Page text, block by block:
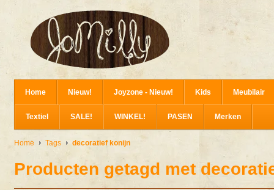
Home Nieuw! Joyzone - Nieuw! Kids Meubilair
Textiel SALE! WINKEL! PASEN Merken
Home Tags decoratief konijn
Producten getagd met